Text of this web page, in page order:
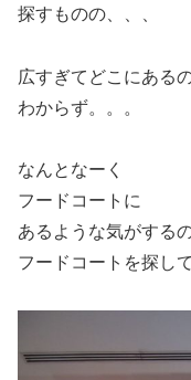
探すものの、、、
広すぎてどこにある
わからず。。。
なんとなーく
フードコートに
あるような気がする
フードコートを探し